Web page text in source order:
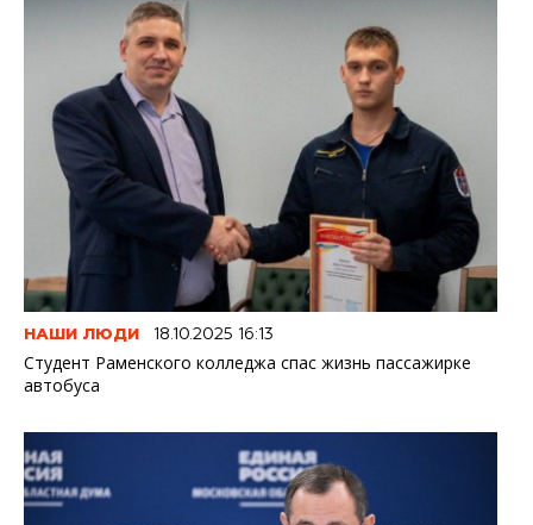
НАШИ ЛЮДИ 18.10.2025 16:13
Студент Раменского колледжа спас жизнь пассажирке
автобуса